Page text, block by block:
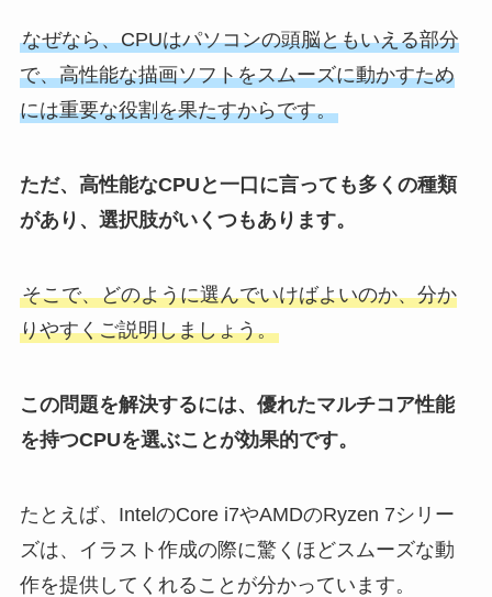
なぜなら、CPUはパソコンの頭脳ともいえる部分
で、高性能な描画ソフトをスムーズに動かすため
には重要な役割を果たすからです。
ただ、高性能なCPUと一口に言っても多くの種類
があり、選択肢がいくつもあります。
そこで、どのように選んでいけばよいのか、分か
りやすくご説明しましょう。
この問題を解決するには、優れたマルチコア性能
を持つCPUを選ぶことが効果的です。
たとえば、IntelのCore i7やAMDのRyzen 7シリー
ズは、イラスト作成の際に驚くほどスムーズな動
作を提供してくれることが分かっています。